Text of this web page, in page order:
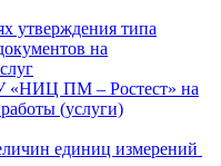
утверждения типа
на
«НИЦ ПМ – Ростест» на
(услуги)
единиц измерений